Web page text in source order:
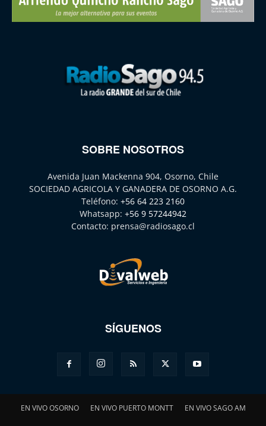
SOBRE NOSOTROS
Avenida Juan Mackenna 904, Osorno, Chile
SOCIEDAD AGRICOLA Y GANADERA DE OSORNO A.G.
Teléfono: +56 64 223 2160
Whatsapp: +56 9 57244942
Contacto: prensa@radiosago.cl
SÍGUENOS
EN VIVO OSORNO EN VIVO PUERTO MONTT EN VIVO SAGO AM